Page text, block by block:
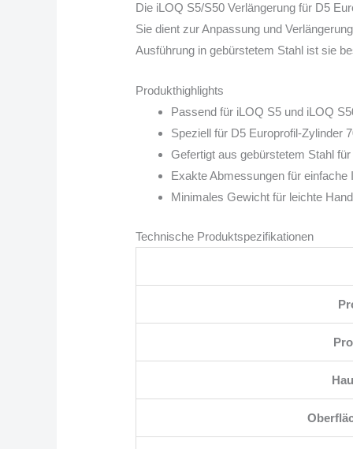
Die iLOQ S5/S50 Verlängerung für D5
Sie dient zur Anpassung und
Ausführung in gebürstetem Stahl ist sie
Produkthighlights
Passend für iLOQ S5 und iLOQ
Speziell für D5 Europrofil-Zylinder
Gefertigt aus gebürstetem Stahl
Exakte Abmessungen für einfache
Minimales Gewicht für leichte
Technische Produktspezifikationen